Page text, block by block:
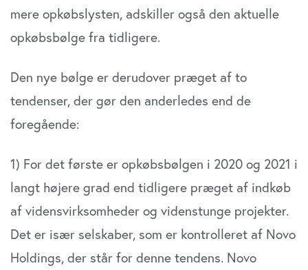
mere opkøbslysten, adskiller også den aktuelle
opkøbsbølge fra tidligere.
Den nye bølge er derudover præget af to
tendenser, der gør den anderledes end de
foregående:
1) For det første er opkøbsbølgen i 2020 og 2021 i
langt højere grad end tidligere præget af indkøb
af vidensvirksomheder og videnstunge projekter.
Det er især selskaber, som er kontrolleret af Novo
Holdings, der står for denne tendens. Novo